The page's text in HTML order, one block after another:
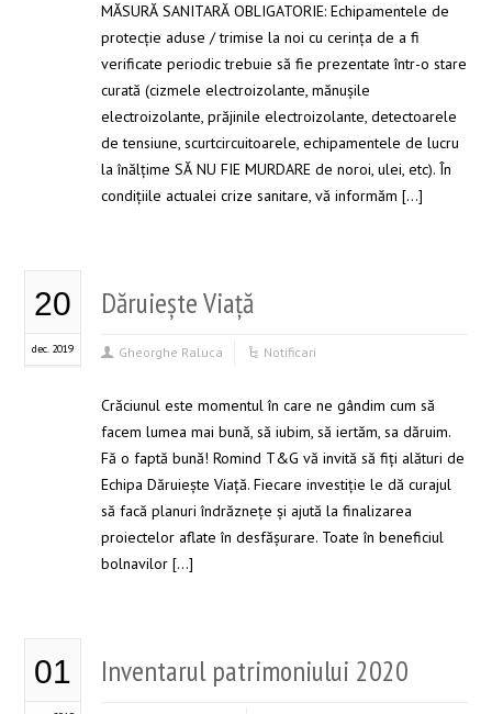
MĂSURĂ SANITARĂ OBLIGATORIE: Echipamentele de
protecție aduse / trimise la noi cu cerința de a fi
verificate periodic trebuie să fie prezentate într-o stare
curată (cizmele electroizolante, mănușile
electroizolante, prăjinile electroizolante, detectoarele
de tensiune, scurtcircuitoarele, echipamentele de lucru
la înălțime SĂ NU FIE MURDARE de noroi, ulei, etc). În
condiţiile actualei crize sanitare, vă informăm […]
20
dec. 2019
Dăruiește Viață
Gheorghe Raluca Notificari
Crăciunul este momentul în care ne gândim cum să
facem lumea mai bună, să iubim, să iertăm, sa dăruim.
Fă o faptă bună! Romind T&G vă invită să fiți alături de
Echipa Dăruiește Viață. Fiecare investiție le dă curajul
să facă planuri îndrăznețe și ajută la finalizarea
proiectelor aflate în desfășurare. Toate în beneficiul
bolnavilor […]
01 Inventarul patrimoniului 2020